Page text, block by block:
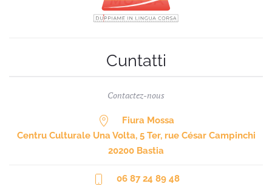
Cuntatti
Contactez-nous
Fiura Mossa
Centru Culturale Una Volta, 5 Ter, rue César Campinchi
20200 Bastia
06 87 24 89 48